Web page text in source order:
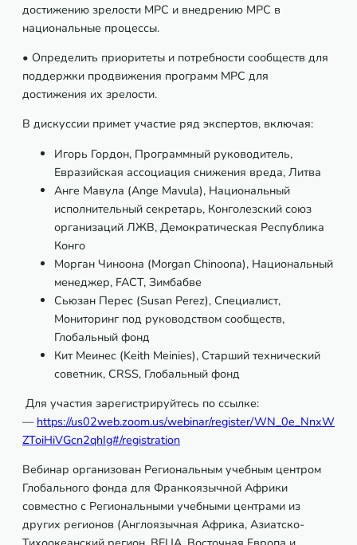
достижению зрелости МРС и внедрению МРС в
национальные процессы.
• Определить приоритеты и потребности сообществ для
поддержки продвижения программ МРС для
достижения их зрелости.
В дискуссии примет участие ряд экспертов, включая:
Игорь Гордон, Программный руководитель,
Евразийская ассоциация снижения вреда, Литва
Анге Мавула (Ange Mavula), Национальный
исполнительный секретарь, Конголезский союз
организаций ЛЖВ, Демократическая Республика
Конго
Морган Чиноона (Morgan Chinoona), Национальный
менеджер, FACT, Зимбабве
Сьюзан Перес (Susan Perez), Специалист,
Мониторинг под руководством сообществ,
Глобальный фонд
Кит Меинес (Keith Meinies), Старший технический
советник, CRSS, Глобальный фонд
Для участия зарегистрируйтесь по ссылке:
— https://us02web.zoom.us/webinar/register/WN_0e_NnxW
ZToiHiVGcn2qhIg#/registration
Вебинар организован Региональным учебным центром
Глобального фонда для Франкоязычной Африки
совместно с Региональными учебными центрами из
других регионов (Англоязычная Африка, Азиатско-